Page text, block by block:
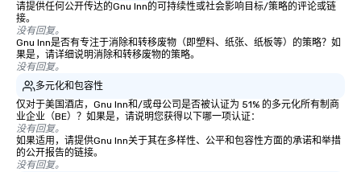
请提供任何公开传达的Gnu Inn的可持续性或社会影响目标/策略的评论或链
接。
没有回复。
Gnu Inn是否有专注于消除和转移废物（即塑料、纸张、纸板等）的策略？如
果是，请详细说明消除和转移废物的策略。
没有回复。
多元化和包容性
仅对于美国酒店，Gnu Inn和/或母公司是否被认证为 51% 的多元化所有制商
业企业（BE）？如果是，请说明您获得以下哪一项认证：
没有回复。
如果适用，请提供Gnu Inn关于其在多样性、公平和包容性方面的承诺和举措
的公开报告的链接。
没有回复。